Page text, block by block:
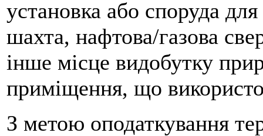
установка або споруда
шахта, нафтова/газова
інше місце видобутку
приміщення, що
З метою оподаткування